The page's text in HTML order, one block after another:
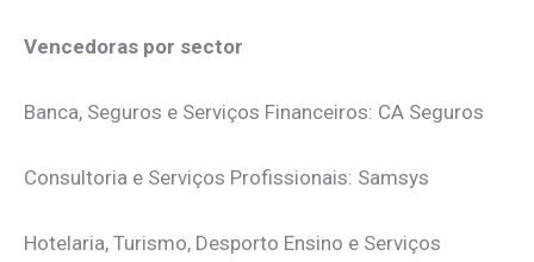
Vencedoras por sector
Banca, Seguros e Serviços Financeiros: CA Seguros
Consultoria e Serviços Profissionais: Samsys
Hotelaria, Turismo, Desporto Ensino e Serviços